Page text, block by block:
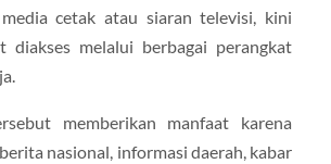
media cetak atau siaran televisi, kini
diakses melalui berbagai perangkat
memberikan manfaat karena
nasional, informasi daerah, kabar